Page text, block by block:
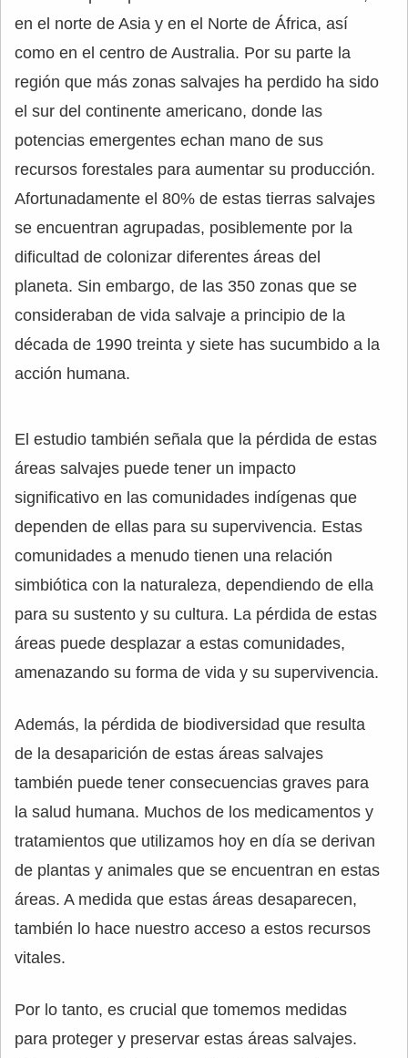
en el norte de Asia y en el Norte de África, así
como en el centro de Australia. Por su parte la
región que más zonas salvajes ha perdido ha sido
el sur del continente americano, donde las
potencias emergentes echan mano de sus
recursos forestales para aumentar su producción.
Afortunadamente el 80% de estas tierras salvajes
se encuentran agrupadas, posiblemente por la
dificultad de colonizar diferentes áreas del
planeta. Sin embargo, de las 350 zonas que se
consideraban de vida salvaje a principio de la
década de 1990 treinta y siete has sucumbido a la
acción humana.
El estudio también señala que la pérdida de estas
áreas salvajes puede tener un impacto
significativo en las comunidades indígenas que
dependen de ellas para su supervivencia. Estas
comunidades a menudo tienen una relación
simbiótica con la naturaleza, dependiendo de ella
para su sustento y su cultura. La pérdida de estas
áreas puede desplazar a estas comunidades,
amenazando su forma de vida y su supervivencia.
Además, la pérdida de biodiversidad que resulta
de la desaparición de estas áreas salvajes
también puede tener consecuencias graves para
la salud humana. Muchos de los medicamentos y
tratamientos que utilizamos hoy en día se derivan
de plantas y animales que se encuentran en estas
áreas. A medida que estas áreas desaparecen,
también lo hace nuestro acceso a estos recursos
vitales.
Por lo tanto, es crucial que tomemos medidas
para proteger y preservar estas áreas salvajes.